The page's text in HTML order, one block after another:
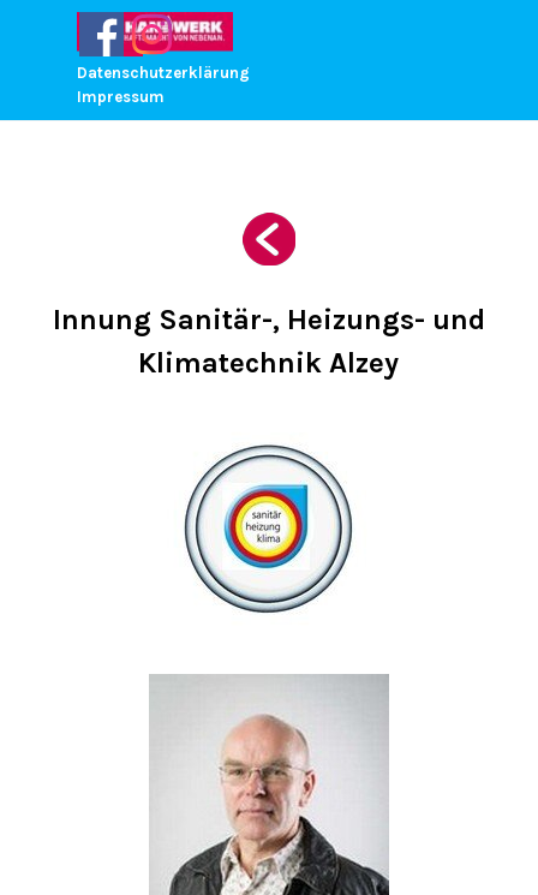
Direkt zum Seiteninhalt
Menü überspringen
Datenschutzerklärung
Impressum
Innung Sanitär-, Heizungs- und
Klimatechnik Alzey